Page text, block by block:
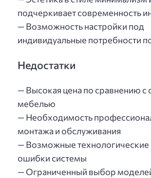
подчеркивает современность
— Возможность настройки под
индивидуальные потребности
Недостатки
— Высокая цена по сравнению с
мебелью
— Необходимость
монтажа и обслуживания
— Возможные технологические
ошибки системы
— Ограниченный выбор